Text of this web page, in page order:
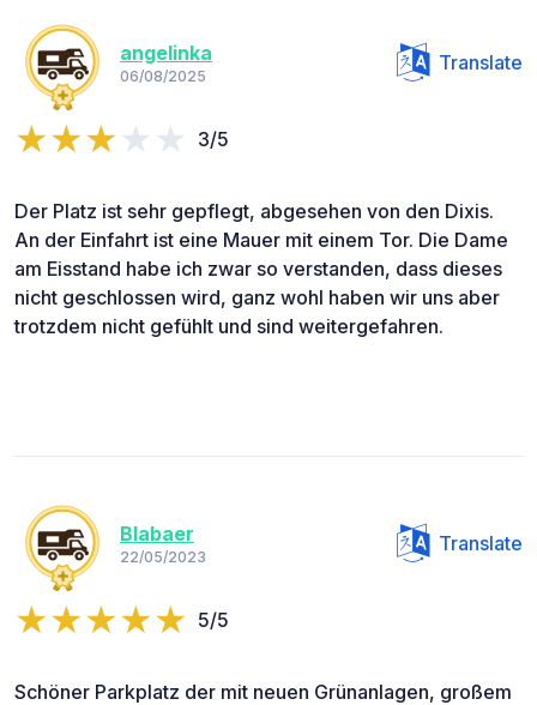
angelinka
06/08/2025
Translate
3/5
Der Platz ist sehr gepflegt, abgesehen von den Dixis.
An der Einfahrt ist eine Mauer mit einem Tor. Die Dame
am Eisstand habe ich zwar so verstanden, dass dieses
nicht geschlossen wird, ganz wohl haben wir uns aber
trotzdem nicht gefühlt und sind weitergefahren.
Blabaer
22/05/2023
Translate
5/5
Schöner Parkplatz der mit neuen Grünanlagen, großem